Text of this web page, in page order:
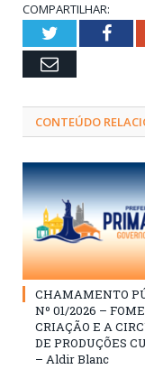
COMPARTILHAR:
Twitter
Email
CONTEÚDO
CHAMAMENTO
Nº 01/2026 –
CRIAÇÃO E A
DE PRODUÇÕES
– Aldir Blanc